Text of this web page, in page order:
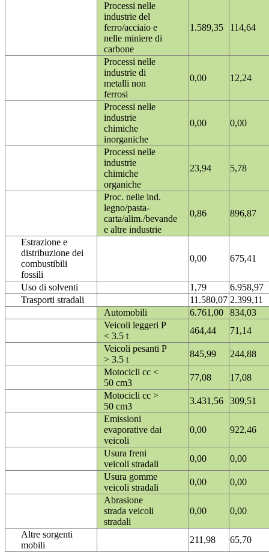
Processi nelle
industrie del
ferro/acciaio e
nelle miniere di
carbone
1.589,35 114,64
Processi nelle
industrie di
metalli non
ferrosi
0,00 12,24
Processi nelle
industrie
chimiche
inorganiche
0,00 0,00
Processi nelle
industrie
chimiche
organiche
23,94 5,78
Proc. nelle ind.
legno/pasta-
carta/alim./bevande
e altre industrie
0,86 896,87
Estrazione e
distribuzione dei
combustibili
fossili
0,00 675,41
Uso di solventi 1,79
6.958,97
Trasporti stradali
11.580,07 2.399,11
Automobili
6.761,00
834,03
Veicoli leggeri P
< 3.5 t
464,44
71,14
Veicoli pesanti P
> 3.5 t
845,99
244,88
Motocicli cc <
50 cm3
77,08
17,08
Motocicli cc >
50 cm3
3.431,56
309,51
Emissioni
evaporative dai
veicoli
0,00 922,46
Usura freni
veicoli stradali
0,00
0,00
Usura gomme
veicoli stradali
0,00
0,00
Abrasione
strada veicoli
stradali
0,00 0,00
Altre sorgenti
mobili
211,98
65,70